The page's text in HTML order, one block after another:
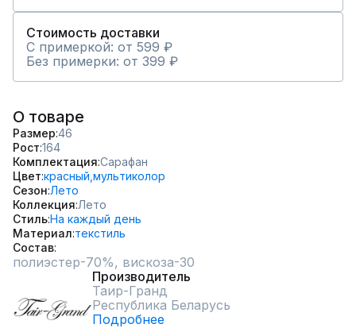
Стоимость доставки
С примеркой: от 599 ₽
Без примерки: от 399 ₽
О товаре
Размер 46
Рост 164
Комплектация Сарафан
Цвет красный, мультиколор
Сезон Лето
Коллекция Лето
СтильНа каждый день
Материал текстиль
Состав
полиэстер-70%, вискоза-30
Производитель
Таир-Гранд
Республика Беларусь
Подробнее